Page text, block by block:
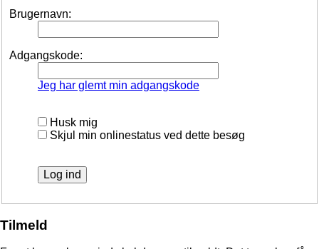
Brugernavn:
Adgangskode:
Jeg har glemt min adgangskode
Husk mig
Skjul min onlinestatus ved dette besøg
Tilmeld